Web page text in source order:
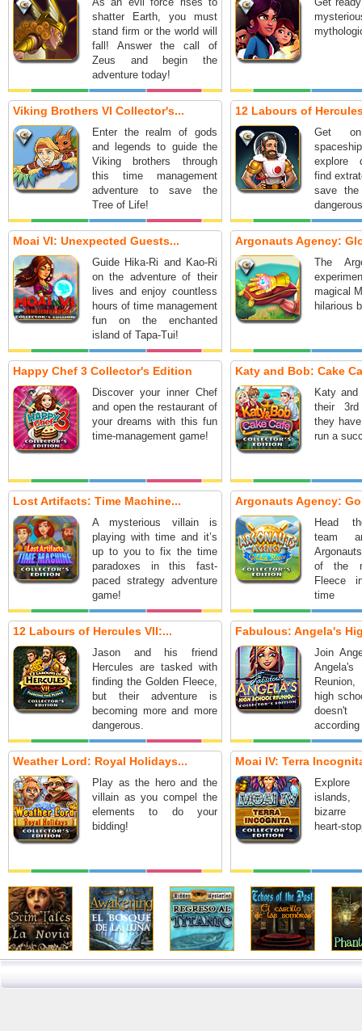
shatter Earth, you must
stand firm or the world will
fall! Answer the call of
Zeus and begin the
adventure today!
Viking Brothers VI Collector's...
Enter the realm of gods
and legends to guide the
Viking brothers through
this time management
adventure to save the
Tree of Life!
12 Labours of
Get
explore
find
save
Moai VI: Unexpected Guests...
Guide Hika-Ri and Kao-Ri
on the adventure of their
lives and enjoy countless
hours of time management
fun on the enchanted
island of Tapa-Tui!
Argonauts Agency:
The
magical
hilarious
Happy Chef 3 Collector's Edition
Discover your inner Chef
and open the restaurant of
your dreams with this fun
time-management game!
Katy and Bob: Cake
Katy
their 3rd
they
run a
Lost Artifacts: Time Machine...
A mysterious villain is
playing with time and it’s
up to you to fix the time
paradoxes in this fast-
paced strategy adventure
game!
Argonauts Agency:
Head
team
of the
Fleece
time
12 Labours of Hercules VII:...
Jason and his friend
Hercules are tasked with
finding the Golden Fleece,
but their adventure is
becoming more and more
dangerous.
Fabulous: Angela's
Join
high
Weather Lord: Royal Holidays...
Play as the hero and the
villain as you compel the
elements to do your
bidding!
Moai IV: Terra
Explore
bizarre
heart-